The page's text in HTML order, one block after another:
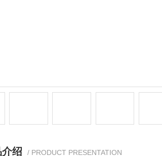
绍 / PRODUCT PRESENTATION